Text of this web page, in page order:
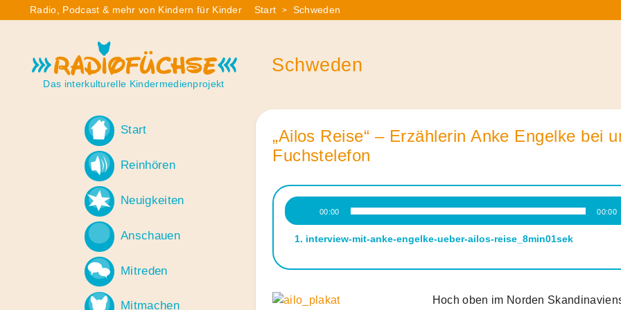
to
Radio, Podcast & mehr von Kindern für Kinder
Sie
Start > Schweden
Das interkulturelle Kindermedienprojekt
Start
Reinhören
Neuigkeiten
Anschauen
Mitreden
Mitmachen
Schweden
„Ailos Reise“ – Erzählerin Anke Engelke bei
Fuchstelefon
Audio-
Player
00:00 00:00
1. interview-mit-anke-engelke-ueber-ailos-reise_8min01sek
Hoch oben im Norden